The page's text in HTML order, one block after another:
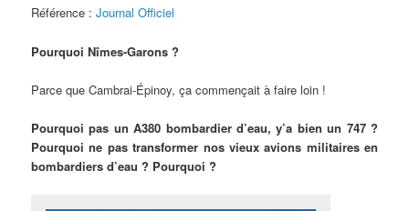
Référence :Journal Officiel
Pourquoi Nîmes-Garons ?
Parce que Cambrai-Épinoy, ça commençait à faire loin !
Pourquoi pas un A380 bombardier d’eau, y’a bien un 747 ?
Pourquoi ne pas transformer nos vieux avions militaires en
bombardiers d’eau ? Pourquoi ?